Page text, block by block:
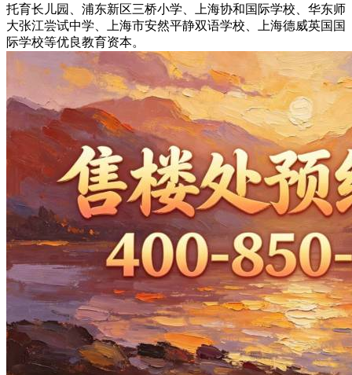
托育长儿园、浦东新区三桥小学、上海协和国际学校、华东师
大张江尝试中学、上海市安然平静双语学校、上海德威英国国
际学校等优良教育资本。